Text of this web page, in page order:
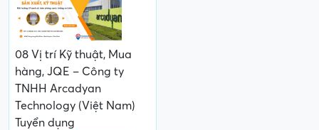
08 Vị trí Kỹ thuật, Mua
hàng, JQE – Công ty
TNHH Arcadyan
Technology (Việt Nam)
Tuyển dụng